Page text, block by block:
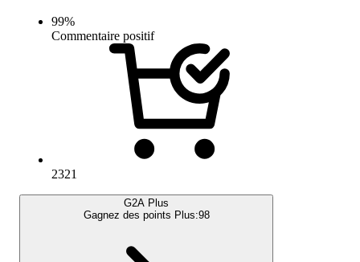
99%
Commentaire positif
2321
G2A Plus
Gagnez des points Plus:98